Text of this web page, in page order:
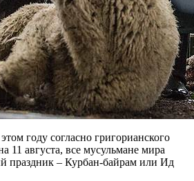
году согласно григорианского
11 августа, все мусульмане мира
праздник – Курбан-байрам или Ид